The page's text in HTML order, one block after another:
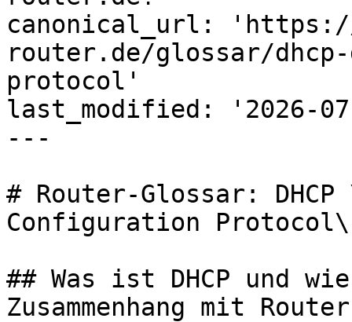
canonical_url: 'https://
router.de/glossar/
protocol'
last_modified: '2026-
---
# Router-Glossar:
Configuration
## Was ist DHCP und
Zusammenhang mit